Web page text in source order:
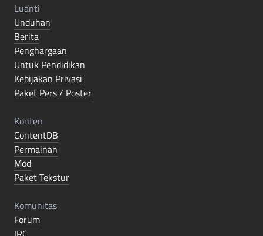
Luanti
Unduhan
Berita
Penghargaan
Untuk Pendidikan
Kebijakan Privasi
Paket Pers / Poster
Konten
ContentDB
Permainan
Mod
Paket Tekstur
Komunitas
Forum